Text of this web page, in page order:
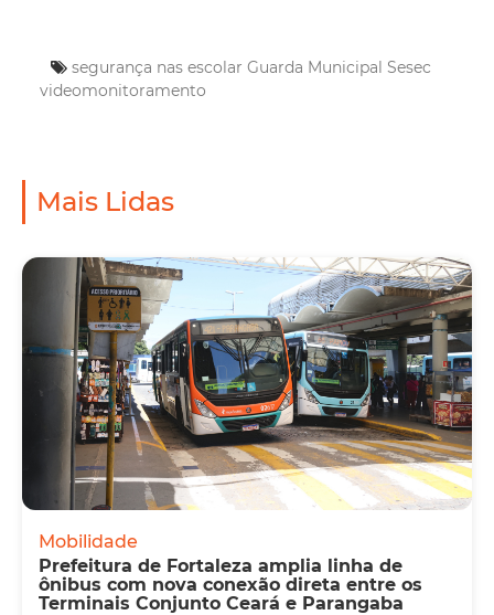
segurança nas escolar Guarda Municipal Sesec
videomonitoramento
Mais Lidas
Mobilidade
Prefeitura de Fortaleza amplia linha de
ônibus com nova conexão direta entre os
Terminais Conjunto Ceará e Parangaba